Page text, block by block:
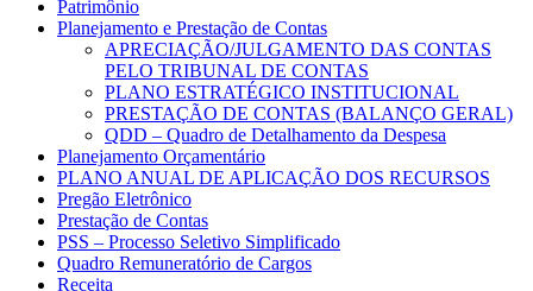
Patrimônio
Planejamento e Prestação de Contas
APRECIAÇÃO/JULGAMENTO DAS CONTAS
PELO TRIBUNAL DE CONTAS
PLANO ESTRATÉGICO INSTITUCIONAL
PRESTAÇÃO DE CONTAS (BALANÇO GERAL)
QDD – Quadro de Detalhamento da Despesa
Planejamento Orçamentário
PLANO ANUAL DE APLICAÇÃO DOS RECURSOS
Pregão Eletrônico
Prestação de Contas
PSS – Processo Seletivo Simplificado
Quadro Remuneratório de Cargos
Receita